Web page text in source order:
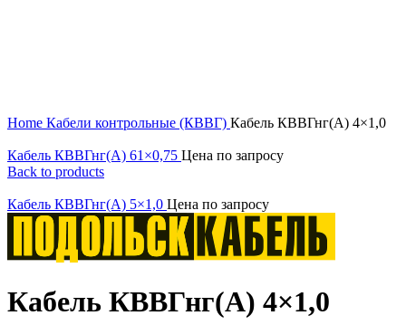
Home Кабели контрольные (КВВГ) Кабель КВВГнг(А) 4×1,0
Кабель КВВГнг(А) 61×0,75 Цена по запросу
Back to products
Кабель КВВГнг(А) 5×1,0 Цена по запросу
Кабель КВВГнг(А) 4×1,0